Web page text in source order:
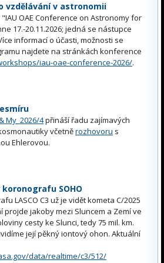
vzdělávání v astronomii
OAE Conference on Astronomy for
17.-20.11.2026; jedná se nástupce
informací o účasti, možnosti se
najdete na stránkách konference
iau-oae-conference-2026/.
My 2026/4přináší řadu zajímavých
včetněrozhovoru s
Ehlerovou.
koronografu SOHO
LASCO C3 už je vidět kometa C/2025
projde jakoby mezi Sluncem a Zemí ve
cesty ke Slunci, tedy 75 mil. km.
její pěkný iontový ohon. Aktuální
data/realtime/c3/512/